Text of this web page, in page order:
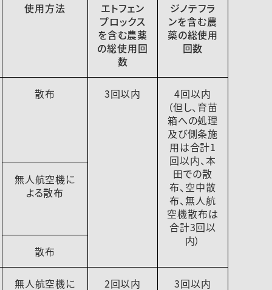
使用方法
エトフェン
プロックス
を含む農薬
の総使用回
数
ジノテフラ
ンを含む農
薬の総使用
回数
散布 3回以内
4回以内
（但し、育苗
箱への処理
及び側条施
用は合計1
回以内、本
田での散
布、空中散
布、無人航
空機散布は
合計3回以
内）
無人航空機に
よる散布
散布
無人航空機に
2回以内
3回以内